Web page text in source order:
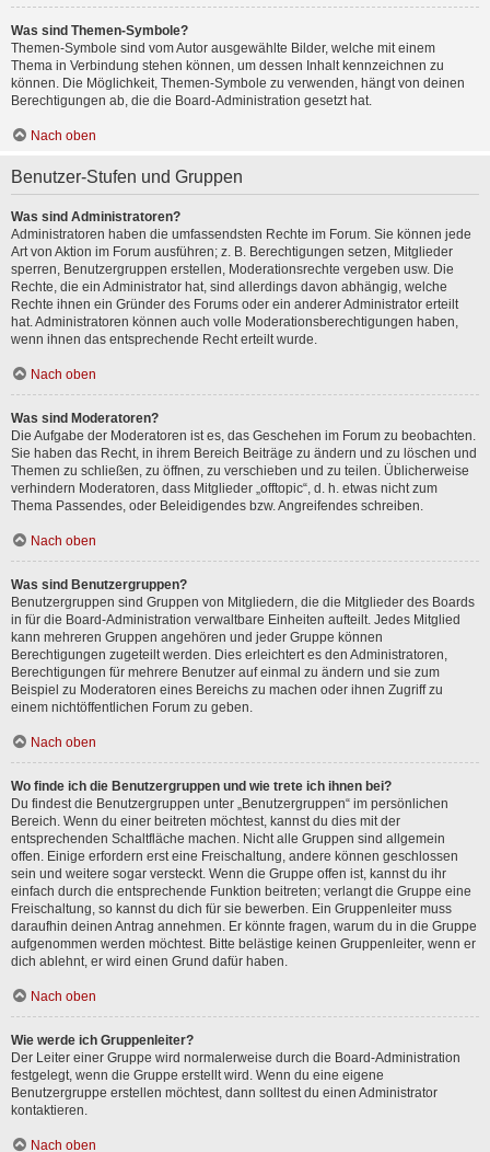
Was sind Themen-Symbole?
Themen-Symbole sind vom Autor ausgewählte Bilder, welche mit einem
Thema in Verbindung stehen können, um dessen Inhalt kennzeichnen zu
können. Die Möglichkeit, Themen-Symbole zu verwenden, hängt von deinen
Berechtigungen ab, die die Board-Administration gesetzt hat.
Nach oben
Benutzer-Stufen und Gruppen
Was sind Administratoren?
Administratoren haben die umfassendsten Rechte im Forum. Sie können jede
Art von Aktion im Forum ausführen; z. B. Berechtigungen setzen, Mitglieder
sperren, Benutzergruppen erstellen, Moderationsrechte vergeben usw. Die
Rechte, die ein Administrator hat, sind allerdings davon abhängig, welche
Rechte ihnen ein Gründer des Forums oder ein anderer Administrator erteilt
hat. Administratoren können auch volle Moderationsberechtigungen haben,
wenn ihnen das entsprechende Recht erteilt wurde.
Nach oben
Was sind Moderatoren?
Die Aufgabe der Moderatoren ist es, das Geschehen im Forum zu beobachten.
Sie haben das Recht, in ihrem Bereich Beiträge zu ändern und zu löschen und
Themen zu schließen, zu öffnen, zu verschieben und zu teilen. Üblicherweise
verhindern Moderatoren, dass Mitglieder „offtopic“, d. h. etwas nicht zum
Thema Passendes, oder Beleidigendes bzw. Angreifendes schreiben.
Nach oben
Was sind Benutzergruppen?
Benutzergruppen sind Gruppen von Mitgliedern, die die Mitglieder des Boards
in für die Board-Administration verwaltbare Einheiten aufteilt. Jedes Mitglied
kann mehreren Gruppen angehören und jeder Gruppe können
Berechtigungen zugeteilt werden. Dies erleichtert es den Administratoren,
Berechtigungen für mehrere Benutzer auf einmal zu ändern und sie zum
Beispiel zu Moderatoren eines Bereichs zu machen oder ihnen Zugriff zu
einem nichtöffentlichen Forum zu geben.
Nach oben
Wo finde ich die Benutzergruppen und wie trete ich ihnen bei?
Du findest die Benutzergruppen unter „Benutzergruppen“ im persönlichen
Bereich. Wenn du einer beitreten möchtest, kannst du dies mit der
entsprechenden Schaltfläche machen. Nicht alle Gruppen sind allgemein
offen. Einige erfordern erst eine Freischaltung, andere können geschlossen
sein und weitere sogar versteckt. Wenn die Gruppe offen ist, kannst du ihr
einfach durch die entsprechende Funktion beitreten; verlangt die Gruppe eine
Freischaltung, so kannst du dich für sie bewerben. Ein Gruppenleiter muss
daraufhin deinen Antrag annehmen. Er könnte fragen, warum du in die Gruppe
aufgenommen werden möchtest. Bitte belästige keinen Gruppenleiter, wenn er
dich ablehnt, er wird einen Grund dafür haben.
Nach oben
Wie werde ich Gruppenleiter?
Der Leiter einer Gruppe wird normalerweise durch die Board-Administration
festgelegt, wenn die Gruppe erstellt wird. Wenn du eine eigene
Benutzergruppe erstellen möchtest, dann solltest du einen Administrator
kontaktieren.
Nach oben